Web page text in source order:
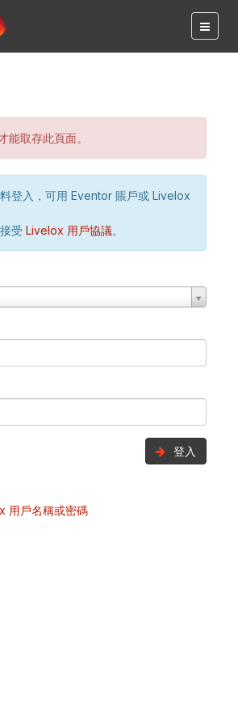
能取存此頁面。
登入，可用 Eventor 賬戶或 Livelox
受 Livelox 用戶協議。
登入
用戶名稱或密碼